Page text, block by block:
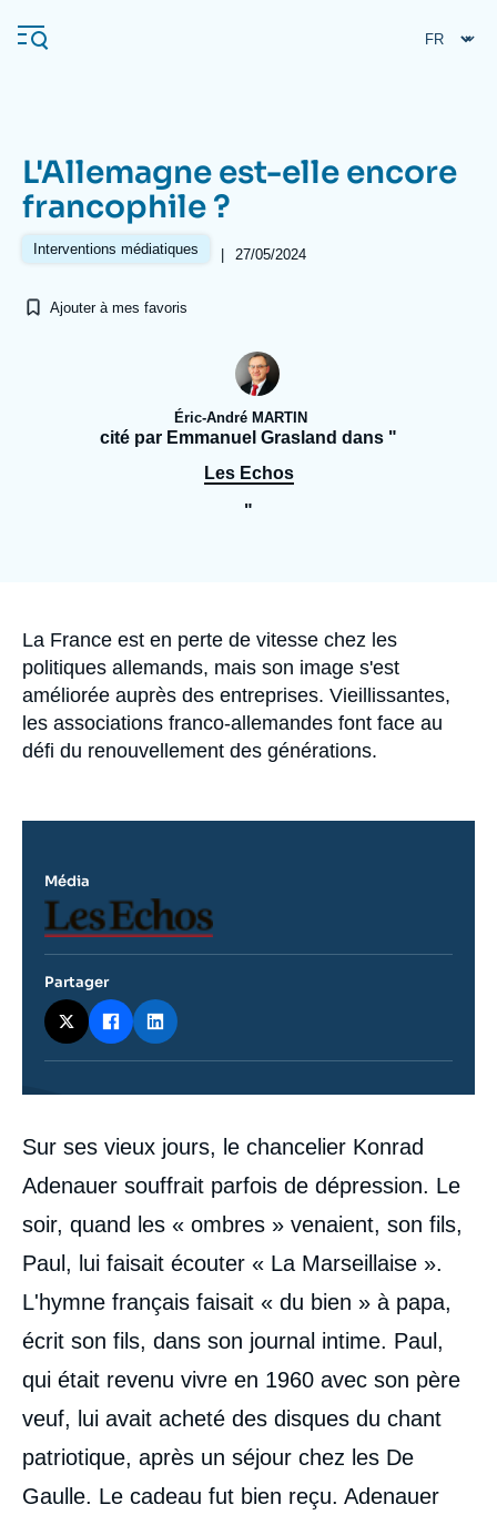
au
contenu
Navigation
principale
L'Ifri
Analyses
Se connecter
Recherches fréquentes
Proche-Orient
L'Allemagne est-elle encore
francophile ?
Interventions médiatiques | 27/05/2024
Ajouter à mes favoris
Éric-André MARTIN
cité par Emmanuel Grasland dans "
Les Echos
"
Accroche
La France est en perte de vitesse chez les
politiques allemands, mais son image s'est
améliorée auprès des entreprises. Vieillissantes,
les associations franco-allemandes font face au
défi du renouvellement des générations.
Contenu
intervention
médiatique
Sur ses vieux jours, le chancelier Konrad
Adenauer souffrait parfois de dépression. Le
soir, quand les « ombres » venaient, son fils,
Paul, lui faisait écouter « La Marseillaise ».
L'hymne français faisait « du bien » à papa,
écrit son fils, dans son journal intime. Paul,
qui était revenu vivre en 1960 avec son père
veuf, lui avait acheté des disques du chant
patriotique, après un séjour chez les De
Gaulle. Le cadeau fut bien reçu. Adenauer
Média
Logo
Partager